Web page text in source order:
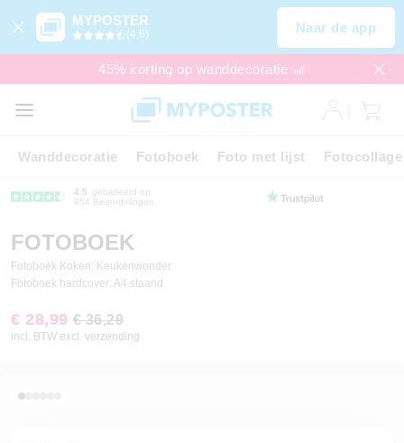
MYPOSTER
(4,6) Naar de app
45% korting op wanddecoratie 🎢
Wanddecoratie Fotoboek Foto met lijst Fotocollage
4.5
gebaseerd op
954 Beoordelingen
FOTOBOEK
Fotoboek Koken: Keukenwonder
Fotoboek hardcover: A4 staand
€ 28,99 € 36,29
incl. BTW excl. verzending